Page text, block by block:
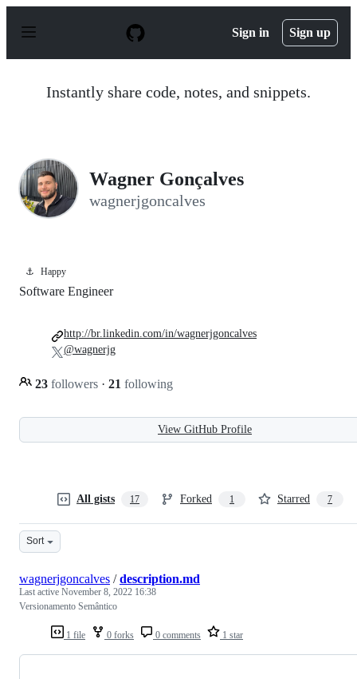
p
Sign in Sign up
Instantly share code, notes, and snippets.
Wagner Gonçalves
wagnerjgoncalves
⚓ Happy
Software Engineer
23 followers · 21 following
http://br.linkedin.com/in/wagnerjgoncalves
@wagnerjg
View GitHub Profile
All gists 17 Forked 1 Starred 7
Sort
1 file 0 forks 0 comments 1 star
wagnerjgoncalves /description.md
Last active November 8, 2022 16:38
Versionamento Semântico